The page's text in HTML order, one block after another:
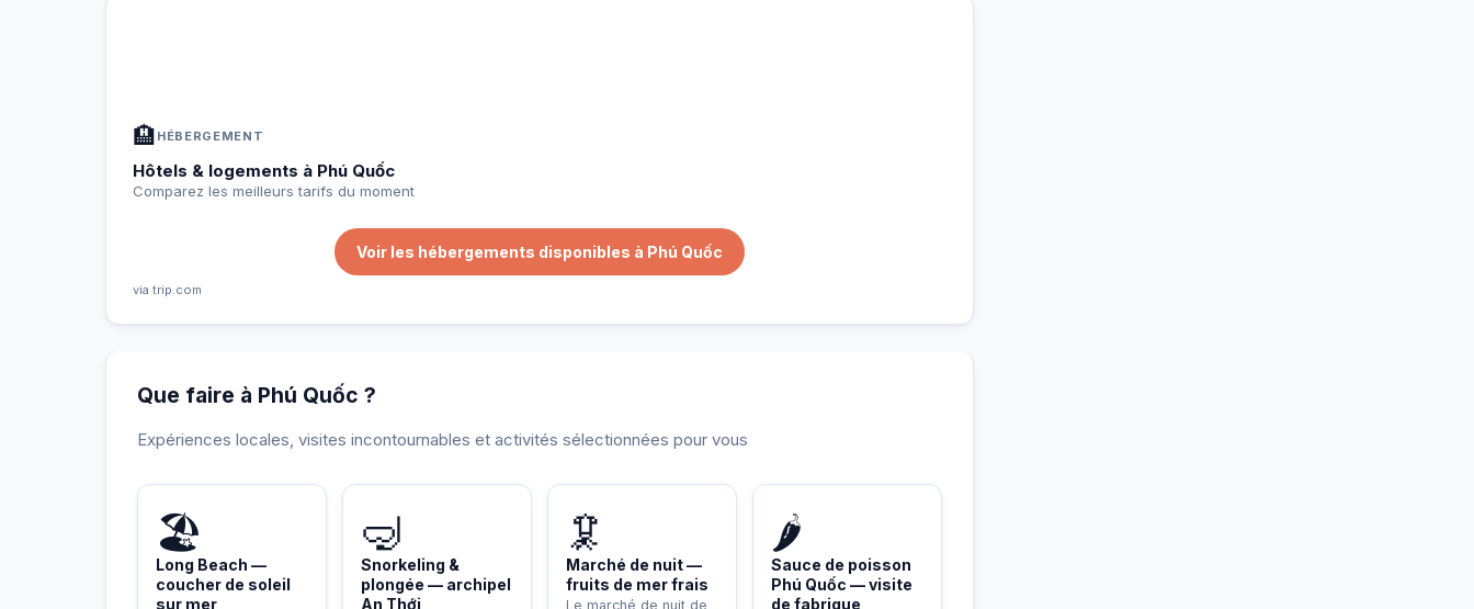
🏨 HÉBERGEMENT
Hôtels & logements à Phú Quốc
Comparez les meilleurs tarifs du moment
Voir les hébergements disponibles à Phú Quốc
via trip.com
Que faire à Phú Quốc ?
Expériences locales, visites incontournables et activités sélectionnées pour vous
🏖️
Long Beach —
coucher de soleil
sur mer
🤿
Snorkeling &
plongée — archipel
An Thới
🦑
Marché de nuit —
fruits de mer frais
Le marché de nuit de
🌶️
Sauce de poisson
Phú Quốc — visite
de fabrique